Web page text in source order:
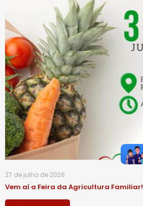
27 de julho de 2026
Vem aí a Feira da Agricultura Familiar!